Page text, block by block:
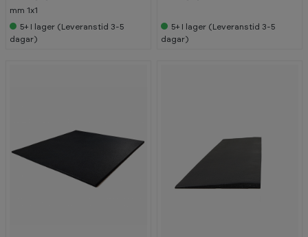
mm 1x1
5+ I lager (Leveranstid 3-5
dagar)
5+ I lager (Leveranstid 3-5
dagar)